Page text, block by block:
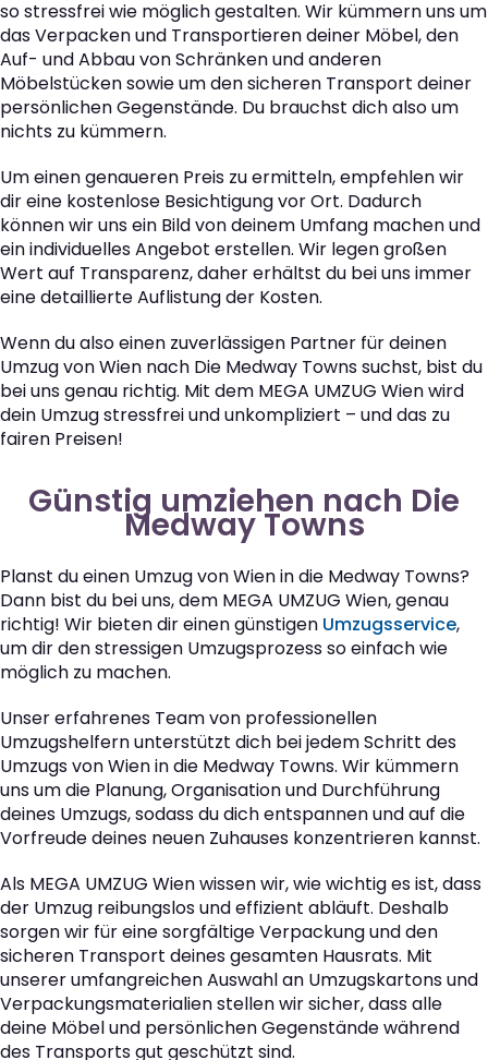
so stressfrei wie möglich gestalten. Wir kümmern uns um
das Verpacken und Transportieren deiner Möbel, den
Auf- und Abbau von Schränken und anderen
Möbelstücken sowie um den sicheren Transport deiner
persönlichen Gegenstände. Du brauchst dich also um
nichts zu kümmern.
Um einen genaueren Preis zu ermitteln, empfehlen wir
dir eine kostenlose Besichtigung vor Ort. Dadurch
können wir uns ein Bild von deinem Umfang machen und
ein individuelles Angebot erstellen. Wir legen großen
Wert auf Transparenz, daher erhältst du bei uns immer
eine detaillierte Auflistung der Kosten.
Wenn du also einen zuverlässigen Partner für deinen
Umzug von Wien nach Die Medway Towns suchst, bist du
bei uns genau richtig. Mit dem MEGA UMZUG Wien wird
dein Umzug stressfrei und unkompliziert – und das zu
fairen Preisen!
Günstig umziehen nach Die
Medway Towns
Planst du einen Umzug von Wien in die Medway Towns?
Dann bist du bei uns, dem MEGA UMZUG Wien, genau
richtig! Wir bieten dir einen günstigen Umzugsservice,
um dir den stressigen Umzugsprozess so einfach wie
möglich zu machen.
Unser erfahrenes Team von professionellen
Umzugshelfern unterstützt dich bei jedem Schritt des
Umzugs von Wien in die Medway Towns. Wir kümmern
uns um die Planung, Organisation und Durchführung
deines Umzugs, sodass du dich entspannen und auf die
Vorfreude deines neuen Zuhauses konzentrieren kannst.
Als MEGA UMZUG Wien wissen wir, wie wichtig es ist, dass
der Umzug reibungslos und effizient abläuft. Deshalb
sorgen wir für eine sorgfältige Verpackung und den
sicheren Transport deines gesamten Hausrats. Mit
unserer umfangreichen Auswahl an Umzugskartons und
Verpackungsmaterialien stellen wir sicher, dass alle
deine Möbel und persönlichen Gegenstände während
des Transports gut geschützt sind.